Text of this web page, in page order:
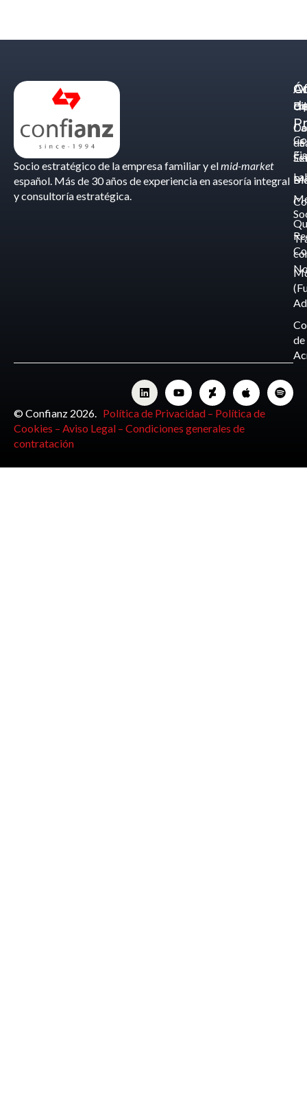
Socio estratégico de la empresa familiar y elmid-market
español. Más de 30 años de experiencia en asesoría integral
y consultoría estratégica.
de
de
-
© Confianz 2026. Política de Privacidad – Política de
Cookies – Aviso Legal – Condiciones generales de
contratación